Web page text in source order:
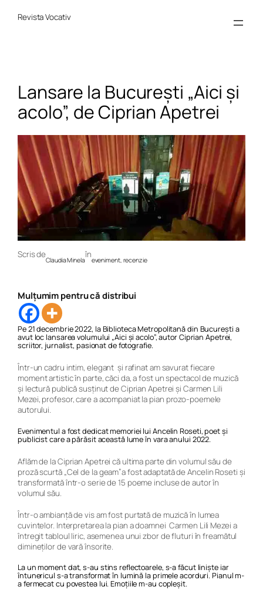
Revista Vocativ
Lansare la București „Aici și
acolo”, de Ciprian Apetrei
Scris de
Claudia Minela
în
eveniment, recenzie
Mulțumim pentru că distribui
Pe 21 decembrie 2022, la Biblioteca Metropolitană din București a
avut loc lansarea volumului „Aici și acolo”, autor Ciprian Apetrei,
scriitor, jurnalist, pasionat de fotografie.
Într-un cadru intim, elegant și rafinat am savurat fiecare
moment artistic în parte, căci da, a fost un spectacol de muzică
și lectură publică susținut de Ciprian Apetrei și Carmen Lili
Mezei, profesor, care a acompaniat la pian prozo-poemele
autorului.
Evenimentul a fost dedicat memoriei lui Ancelin Roseti, poet și
publicist care a părăsit această lume în vara anului 2022.
Aflăm de la Ciprian Apetrei că ultima parte din volumul său de
proză scurtă „Cel de la geam”a fost adaptată de Ancelin Roseti și
transformată într-o serie de 15 poeme incluse de autor în
volumul său.
Într-o ambianță de vis am fost purtată de muzică în lumea
cuvintelor. Interpretarea la pian a doamnei Carmen Lili Mezei a
întregit tabloul liric, asemenea unui zbor de fluturi în freamătul
dimineților de vară însorite.
La un moment dat, s-au stins reflectoarele, s-a făcut liniște iar
întunericul s-a transformat în lumină la primele acorduri. Pianul m-
a fermecat cu povestea lui. Emoțiile m-au copleșit.